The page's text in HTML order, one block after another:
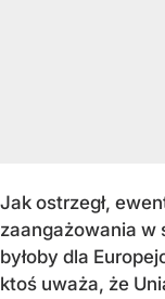
Jak ostrzegł,
zaangażowania w
byłoby dla
ktoś uważa, że